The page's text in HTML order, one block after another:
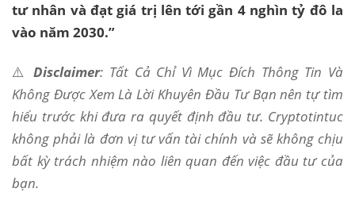
tư nhân và đạt giá trị lên tới gần 4 nghìn tỷ đô la
vào năm 2030.”
⚠️Disclaimer: Tất Cả Chỉ Vì Mục Đích Thông Tin Và
Không Được Xem Là Lời Khuyên Đầu Tư Bạn nên tự tìm
hiểu trước khi đưa ra quyết định đầu tư. Cryptotintuc
không phải là đơn vị tư vấn tài chính và sẽ không chịu
bất kỳ trách nhiệm nào liên quan đến việc đầu tư của
bạn.